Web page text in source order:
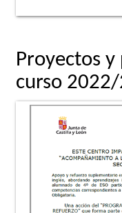
Proyectos
curso